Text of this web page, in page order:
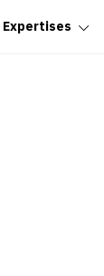
Expertises